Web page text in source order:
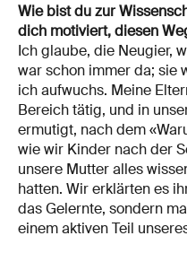
Wie bist du zur
dich motiviert, diesen
Ich glaube, die Neugier,
war schon immer da; sie
ich aufwuchs. Meine
Bereich tätig, und in
ermutigt, nach dem
wie wir Kinder nach der
unsere Mutter alles
hatten. Wir erklärten es
das Gelernte, sondern
einem aktiven Teil